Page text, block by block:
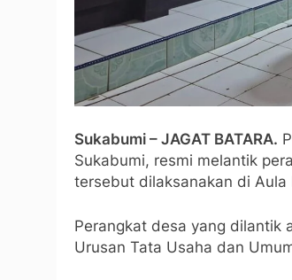
Sukabumi – JAGAT BATARA.
Sukabumi, resmi melantik
tersebut dilaksanakan di
Perangkat desa yang dilantik
Urusan Tata Usaha dan